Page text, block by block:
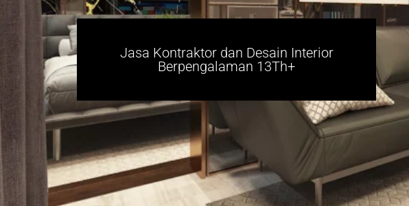
Jasa Kontraktor dan Desain Interior
Berpengalaman 13Th+